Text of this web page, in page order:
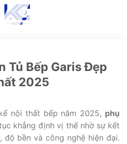
Tủ Bếp Garis Đẹp
2025
nội thất bếp năm 2025, phụ
khẳng định vị thế nhờ sự kết
độ bền và công nghệ hiện đại.